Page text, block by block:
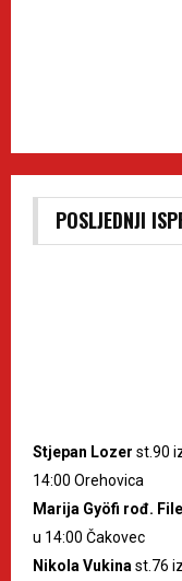
POSLJEDNJI
Stjepan Lozer st.90
14:00 Orehovica
Marija Gyöfi rođ.
u 14:00 Čakovec
Nikola Vukina st.76